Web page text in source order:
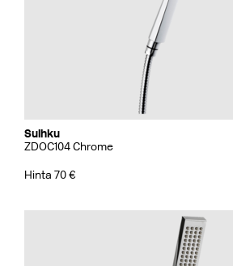
Suihku
ZDOC104 Chrome
Hinta 70 €